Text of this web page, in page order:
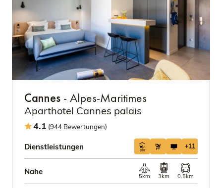
Cannes - Alpes-Maritimes
Aparthotel Cannes palais
4.1 (944 Bewertungen)
Dienstleistungen +11
Nahe
5km 3km 0.5km